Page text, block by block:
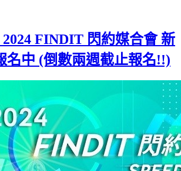
2024 FINDIT 閃約媒合會 新
名中 (倒數兩週截止報名!!)